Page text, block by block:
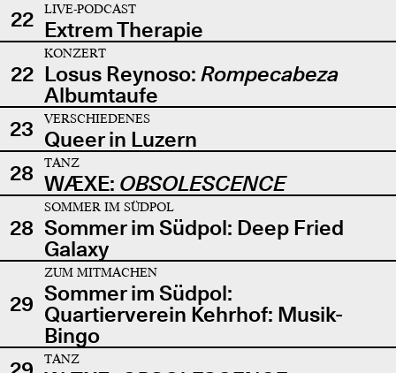
22
LIVE-PODCAST
Extrem Therapie
22
KONZERT
Losus Reynoso: Rompecabeza
Albumtaufe
23
VERSCHIEDENES
Queer in Luzern
28
TANZ
WÆXE: OBSOLESCENCE
28
SOMMER IM SÜDPOL
Sommer im Südpol: Deep Fried
Galaxy
29
ZUM MITMACHEN
Sommer im Südpol:
Quartierverein Kehrhof: Musik-
Bingo
TANZ